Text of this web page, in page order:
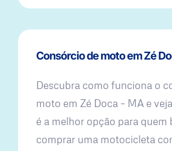
Consórcio de moto em Zé
Descubra como funciona o
moto em Zé Doca – MA e
é a melhor opção para quem
comprar uma motocicleta